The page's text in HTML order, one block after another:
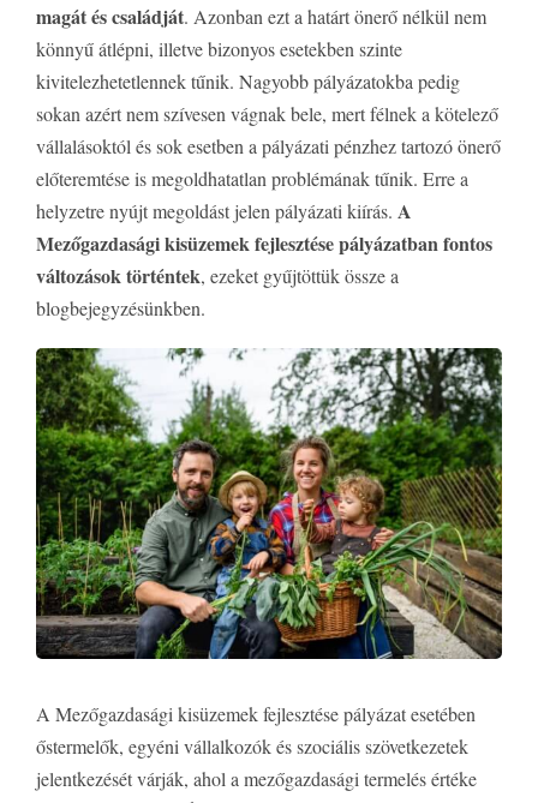
magát és családját. Azonban ezt a határt önerő nélkül nem
könnyű átlépni, illetve bizonyos esetekben szinte
kivitelezhetetlennek tűnik. Nagyobb pályázatokba pedig
sokan azért nem szívesen vágnak bele, mert félnek a kötelező
vállalásoktól és sok esetben a pályázati pénzhez tartozó önerő
előteremtése is megoldhatatlan problémának tűnik. Erre a
helyzetre nyújt megoldást jelen pályázati kiírás. A
Mezőgazdasági kisüzemek fejlesztése pályázatban fontos
változások történtek, ezeket gyűjtöttük össze a
blogbejegyzésünkben.
A Mezőgazdasági kisüzemek fejlesztése pályázat esetében
őstermelők, egyéni vállalkozók és szociális szövetkezetek
jelentkezését várják, ahol a mezőgazdasági termelés értéke